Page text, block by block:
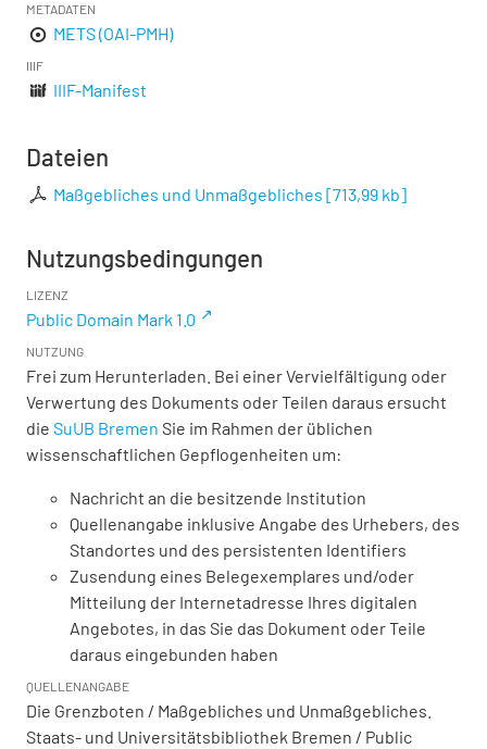
METADATEN
METS (OAI-PMH)
IIIF
IIIF-Manifest
Dateien
Maßgebliches und Unmaßgebliches [713,99 kb]
Nutzungsbedingungen
LIZENZ
Public Domain Mark 1.0
NUTZUNG
Frei zum Herunterladen. Bei einer Vervielfältigung oder
Verwertung des Dokuments oder Teilen daraus ersucht
die SuUB Bremen Sie im Rahmen der üblichen
wissenschaftlichen Gepflogenheiten um:
Nachricht an die besitzende Institution
Quellenangabe inklusive Angabe des Urhebers, des
Standortes und des persistenten Identifiers
Zusendung eines Belegexemplares und/oder
Mitteilung der Internetadresse Ihres digitalen
Angebotes, in das Sie das Dokument oder Teile
daraus eingebunden haben
QUELLENANGABE
Die Grenzboten / Maßgebliches und Unmaßgebliches.
Staats- und Universitätsbibliothek Bremen / Public